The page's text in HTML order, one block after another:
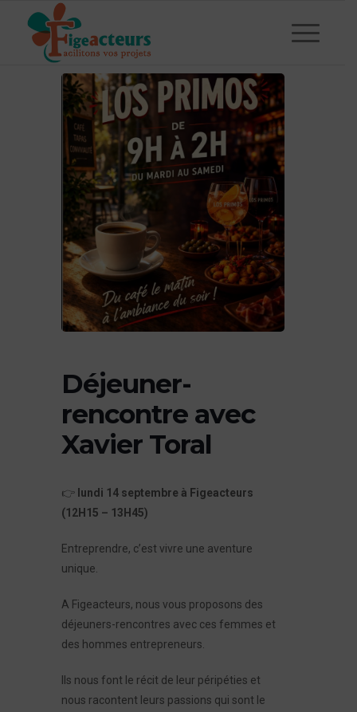
Déjeuner-
rencontre avec
Xavier Toral
👉 lundi 14 septembre à Figeacteurs
(12H15 – 13H45)
Entreprendre, c’est vivre une aventure
unique.
A Figeacteurs, nous vous proposons des
déjeuners-rencontres avec ces femmes et
des hommes entrepreneurs.
Ils nous font le récit de leur péripéties et
nous racontent leurs passions qui sont le